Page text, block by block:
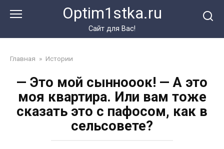
Optim1stka.ru
Сайт для Вас!
Главная » Истории
— Это мой сыннооок! — А это
моя квартира. Или вам тоже
сказать это с пафосом, как в
сельсовете?